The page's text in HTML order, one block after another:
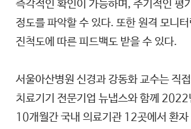
즉각적인 확인이 가능하며, 주기적인 평
정도를 파악할 수 있다. 또한 원격 모니
진척도에 따른 피드백도 받을 수 있다.
서울아산병원 신경과 강동화 교수는 직
치료기기 전문기업 뉴냅스와 함께
10개월간 국내 의료기관 12곳에서 환